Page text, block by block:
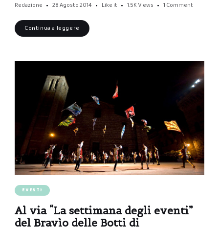
Redazione 28 Agosto 2014 Like it 1.5K Views 1 Comment
Continua a leggere
EVENTI
Al via “La settimana degli eventi”
del Bravìo delle Botti di